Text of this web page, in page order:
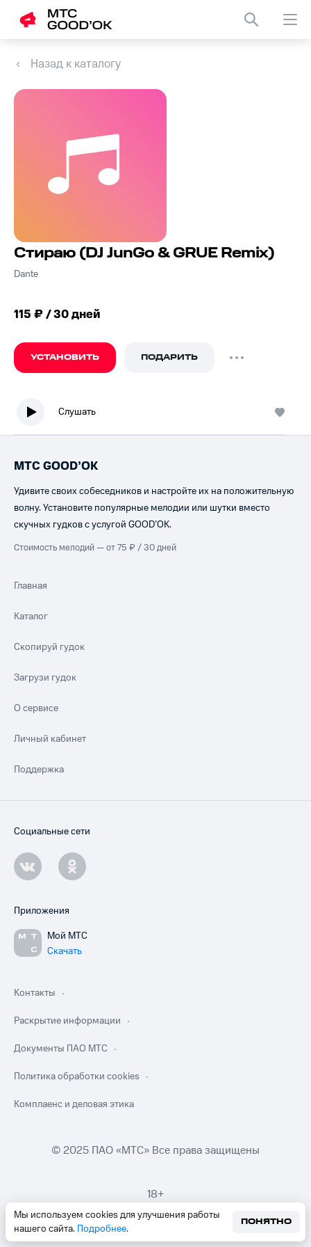
Назад к каталогу
Стираю (DJ JunGo & GRUE Remix)
Dante
115 ₽ / 30 дней
УСТАНОВИТЬ ПОДАРИТЬ
Слушать
Мы используем cookies для улучшения работы
нашего сайта. Подробнее.
ПОНЯТНО
МТС GOOD’OK
Удивите своих собеседников и настройте их на положительную
волну. Установите популярные мелодии или шутки вместо
скучных гудков с услугой GOOD’OK.
Стоимость мелодий — от 75 ₽ / 30 дней
Главная
Каталог
Скопируй гудок
Загрузи гудок
О сервисе
Личный кабинет
Поддержка
Социальные сети
Приложения
Мой МТС
Скачать
Контакты
Раскрытие информации
Документы ПАО МТС
Политика обработки cookies
Комплаенс и деловая этика
© 2025 ПАО «МТС» Все права защищены
18+